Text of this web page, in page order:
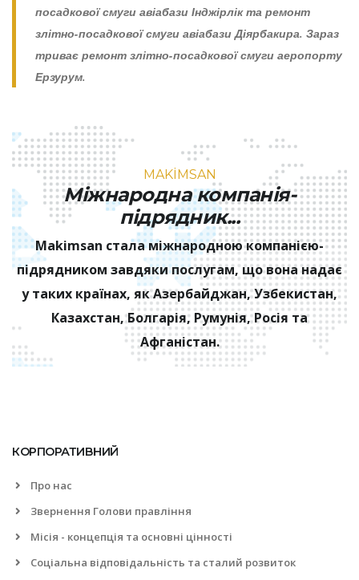
КОРПОРАТИВНИЙ
Про нас
Звернення Голови правління
Місія - концепція та основні цінності
Соціальна відповідальність та сталий розвиток
посадкової смуги авіабази Інджірлік та ремонт
злітно-посадкової смуги авіабази Діярбакира. Зараз
триває ремонт злітно-посадкової смуги аеропорту
Ерзурум.
MAKİMSAN
Міжнародна компанія-
підрядник...
Makimsan стала міжнародною компанією-
підрядником завдяки послугам, що вона надає
у таких країнах, як Азербайджан, Узбекистан,
Казахстан, Болгарія, Румунія, Росія та
Афганістан.